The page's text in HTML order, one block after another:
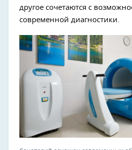
другое сочетаются с
современной диагностики.